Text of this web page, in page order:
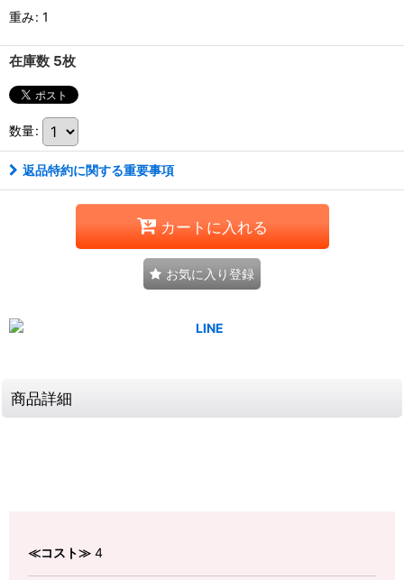
重み: 1
在庫数 5枚
数量:
返品特約に関する重要事項
カートに入れる
お気に入り登録
商品詳細
≪コスト≫ 4